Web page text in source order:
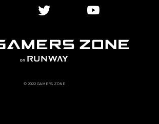
© 2022 GAMERS ZONE